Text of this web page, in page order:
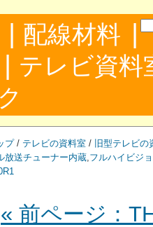
| 配線材料 |
| テレビ資料
プ/ テレビの資料室 / 旧型テレビの
放送チューナー内蔵,フルハイビジ
« 前ページ：